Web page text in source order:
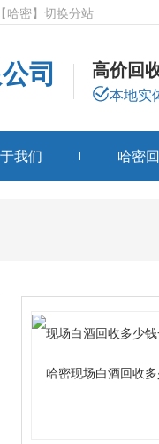
【哈密】 切换分站
司 高价回
本地实
我们 哈密
哈密现场白酒回收